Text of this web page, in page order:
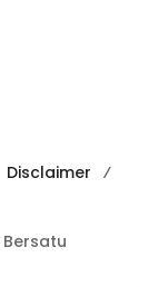
Disclaimer